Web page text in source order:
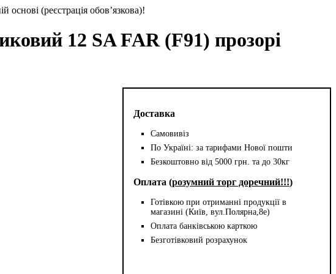
основі (реєстрація обов’язкова)!
12 SA FAR (F91) прозорі
Доставка
Самовивіз
По Україні: за тарифами Нової пошти
Безкоштовно від 5000 грн. та до 30кг
Оплата (розумний торг доречний!!!)
Готівкою при отриманні продукції в
магазині (Київ, вул.Полярна,8е)
Оплата банківською карткою
Безготівковий розрахунок